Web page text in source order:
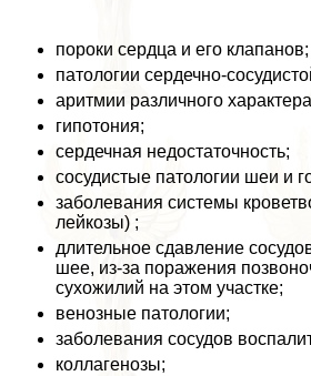
пороки сердца и его клапанов;
патологии сердечно-
аритмии различного
гипотония;
сердечная недостаточность;
сосудистые патологии шеи и
заболевания системы
лейкозы) ;
длительное сдавление
шее, из-за поражения
сухожилий на этом участке;
венозные патологии;
заболевания сосудов
коллагенозы;